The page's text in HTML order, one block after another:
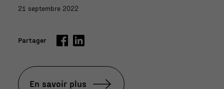
21 septembre 2022
Partager
En savoir plus